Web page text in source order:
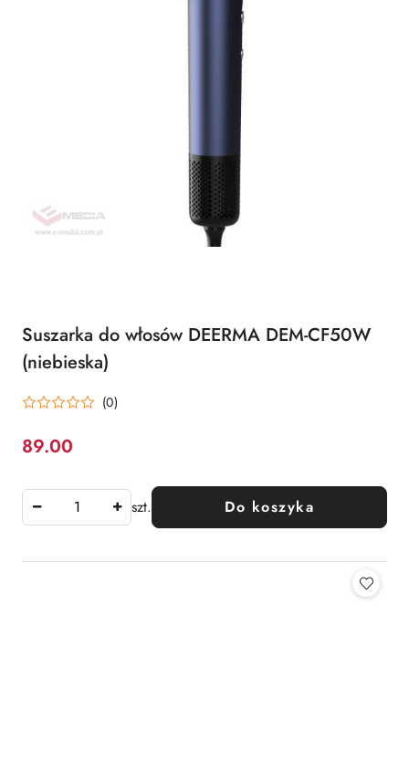
Suszarka do włosów DEERMA DEM-CF50W
(niebieska)
(0)
Cena:
89.00
szt. Do koszyka